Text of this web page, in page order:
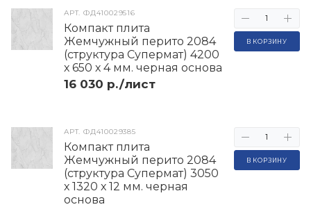
АРТ.ФД410029385
Компакт плита
Жемчужный перито 2084
(структура Супермат) 3050
х 1320 х 12 мм. черная
основа
В КОРЗИНУ
АРТ.ФД410029516
Компакт плита
Жемчужный перито 2084
(структура Супермат) 4200
х 650 х 4 мм. черная основа
16 030 р./лист
В КОРЗИНУ